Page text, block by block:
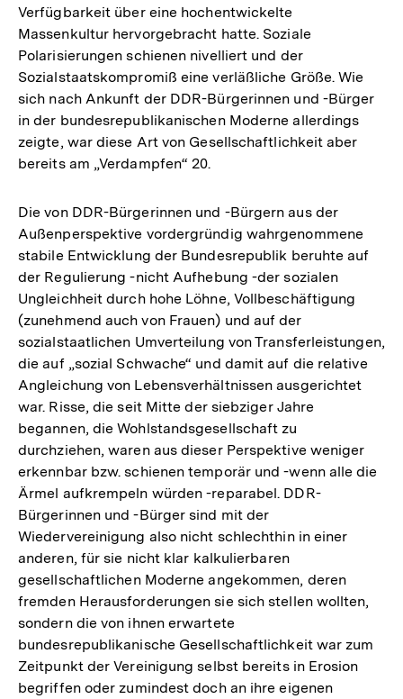
Verfügbarkeit über eine hochentwickelte
Massenkultur hervorgebracht hatte. Soziale
Polarisierungen schienen nivelliert und der
Sozialstaatskompromiß eine verläßliche Größe. Wie
sich nach Ankunft der DDR-Bürgerinnen und -Bürger
in der bundesrepublikanischen Moderne allerdings
zeigte, war diese Art von Gesellschaftlichkeit aber
bereits am „Verdampfen“ 20.
Die von DDR-Bürgerinnen und -Bürgern aus der
Außenperspektive vordergründig wahrgenommene
stabile Entwicklung der Bundesrepublik beruhte auf
der Regulierung -nicht Aufhebung -der sozialen
Ungleichheit durch hohe Löhne, Vollbeschäftigung
(zunehmend auch von Frauen) und auf der
sozialstaatlichen Umverteilung von Transferleistungen,
die auf „sozial Schwache“ und damit auf die relative
Angleichung von Lebensverhältnissen ausgerichtet
war. Risse, die seit Mitte der siebziger Jahre
begannen, die Wohlstandsgesellschaft zu
durchziehen, waren aus dieser Perspektive weniger
erkennbar bzw. schienen temporär und -wenn alle die
Ärmel aufkrempeln würden -reparabel. DDR-
Bürgerinnen und -Bürger sind mit der
Wiedervereinigung also nicht schlechthin in einer
anderen, für sie nicht klar kalkulierbaren
gesellschaftlichen Moderne angekommen, deren
fremden Herausforderungen sie sich stellen wollten,
sondern die von ihnen erwartete
bundesrepublikanische Gesellschaftlichkeit war zum
Zeitpunkt der Vereinigung selbst bereits in Erosion
begriffen oder zumindest doch an ihre eigenen